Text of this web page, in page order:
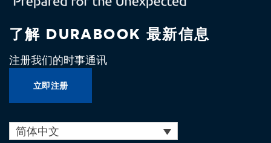
了解 DURABOOK 最新信息
注册我们的时事通讯
立即注册
简体中文